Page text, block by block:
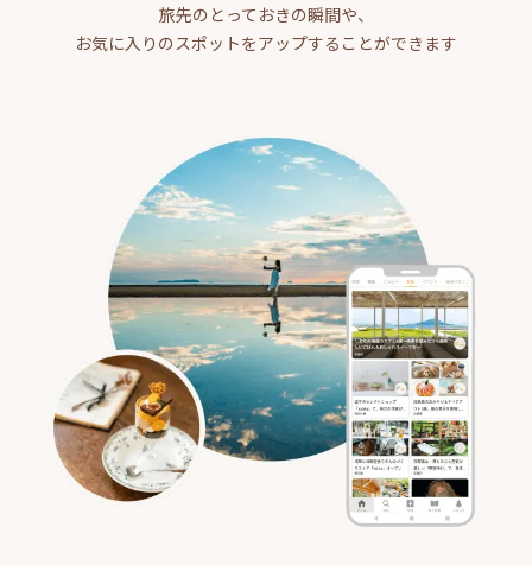
旅先のとっておきの瞬間や、
お気に入りのスポットをアップすることができます